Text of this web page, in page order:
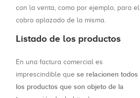
con la venta, como por ejemplo, para el
cobro aplazado de la misma.
Listado de los productos
En una factura comercial es
imprescindible que se relacionen todos
los productos que son objeto de la